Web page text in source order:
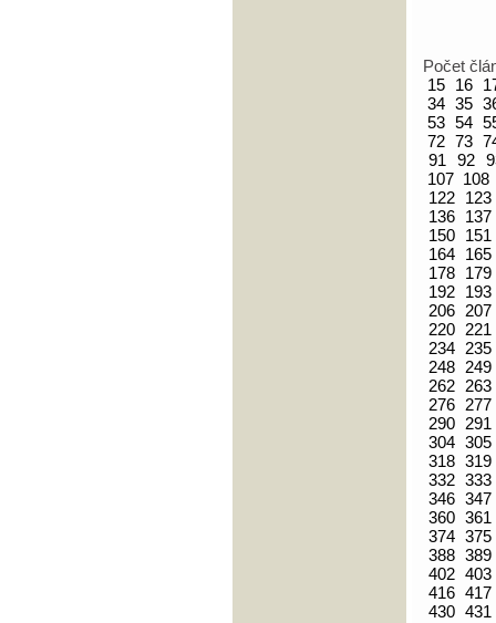
Počet
15 16
34 35
53 54
72 73
91
92
107 108
122
123
136
137
150
151
164
165
178
179
192
193
206 207
220
221
234
235
248
249
262
263
276
277
290
291
304 305
318 319
332 333
346 347
360 361
374 375
388 389
402 403
416 417
430 431